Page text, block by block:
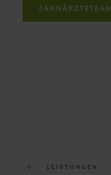
L LEISTUNGEN